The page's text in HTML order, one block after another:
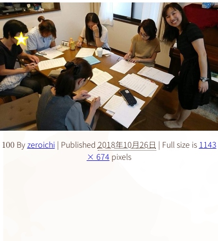
100 Byzeroichi | Published 2018年10月26日 | Full size is 1143
× 674 pixels